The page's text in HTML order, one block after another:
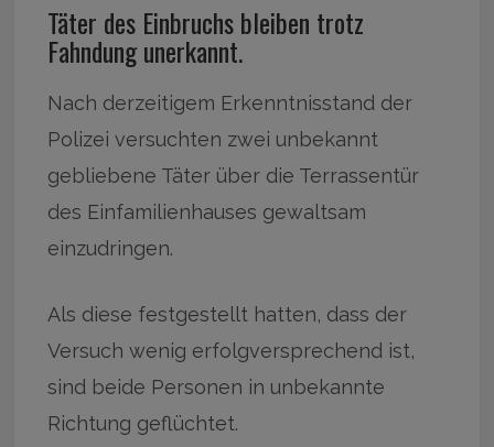
Täter des Einbruchs bleiben trotz
Fahndung unerkannt.
Nach derzeitigem Erkenntnisstand der
Polizei versuchten zwei unbekannt
gebliebene Täter über die Terrassentür
des Einfamilienhauses gewaltsam
einzudringen.
Als diese festgestellt hatten, dass der
Versuch wenig erfolgversprechend ist,
sind beide Personen in unbekannte
Richtung geflüchtet.